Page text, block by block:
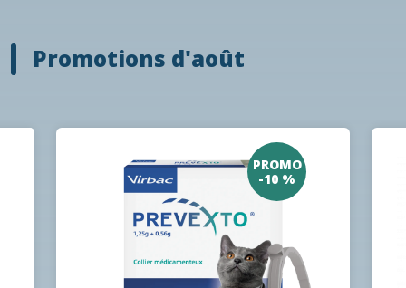
Promotions d'août
PROMO
-10 %